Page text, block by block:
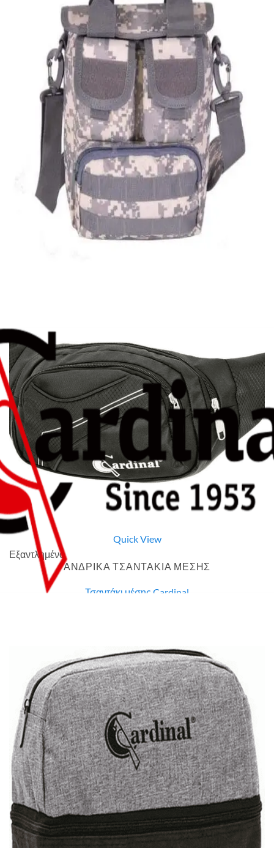
Quick View
Εξαντλημένο
ΑΝΔΡΙΚΑ ΤΣΑΝΤΑΚΙΑ ΩΜΟΥ
Ανδρικό τσαντάκι Survivors
Quick View
Εξαντλημένο
ΑΝΔΡΙΚΑ ΤΣΑΝΤΑΚΙΑ ΜΕΣΗΣ
Τσαντάκι μέσης Cardinal